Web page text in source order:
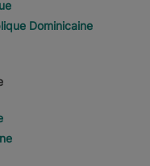
Dominicaine